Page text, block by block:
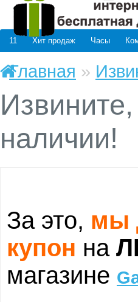
11 Хит продаж Часы
Главная »
наличии!
За это, мы
купон на
магазине